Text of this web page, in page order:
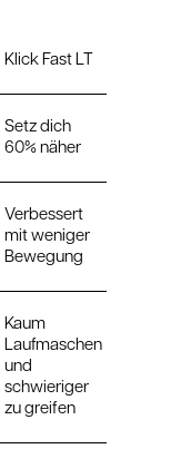
Klick Fast LT
Setz dich
60% näher
Verbessert
mit weniger
Bewegung
Kaum
Laufmaschen
und
schwieriger
zu greifen